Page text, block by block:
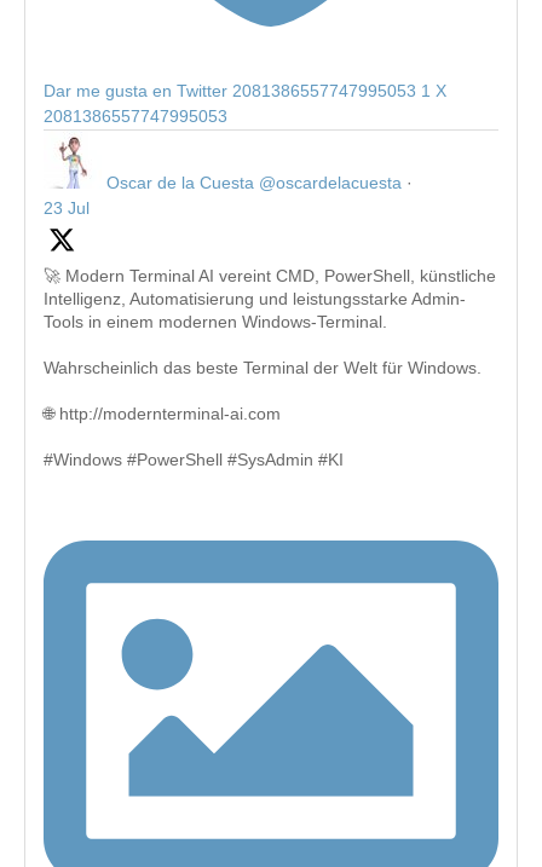
Dar me gusta en Twitter 2081386557747995053 1 X
2081386557747995053
Oscar de la Cuesta @oscardelacuesta ·
23 Jul
🚀 Modern Terminal AI vereint CMD, PowerShell, künstliche
Intelligenz, Automatisierung und leistungsstarke Admin-
Tools in einem modernen Windows-Terminal.
Wahrscheinlich das beste Terminal der Welt für Windows.
🌐 http://modernterminal-ai.com
#Windows #PowerShell #SysAdmin #KI